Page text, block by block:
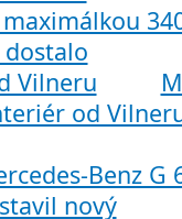
od
Benz G